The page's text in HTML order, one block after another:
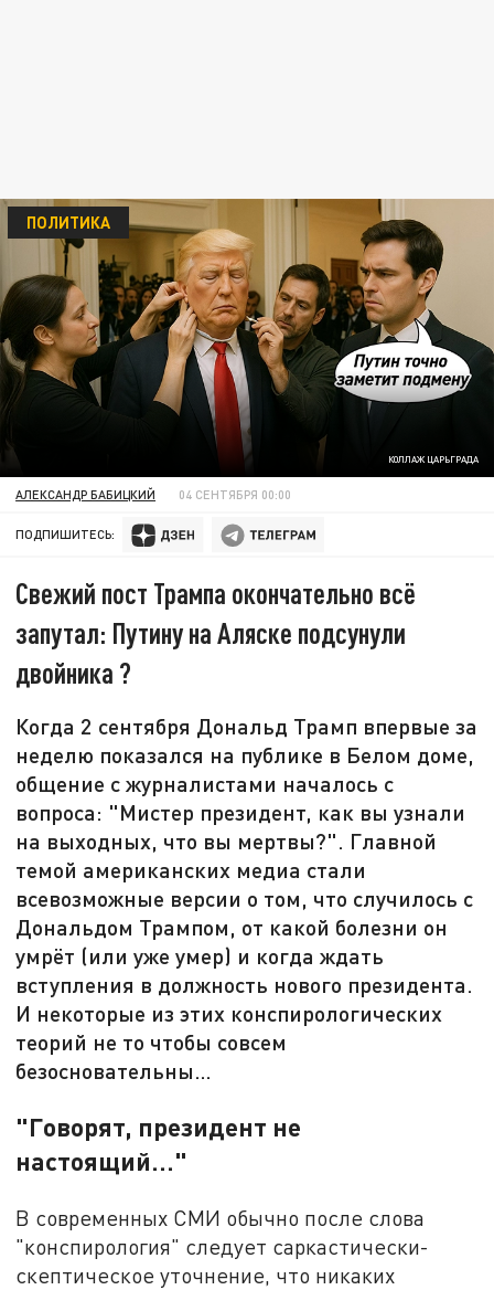
КОЛЛАЖ ЦАРЬГРАДА
ПОЛИТИКА
АЛЕКСАНДР БАБИЦКИЙ 04 СЕНТЯБРЯ 00:00
ПОДПИШИТЕСЬ:
Свежий пост Трампа окончательно всё
запутал: Путину на Аляске подсунули
двойника ?
Когда 2 сентября Дональд Трамп впервые за
неделю показался на публике в Белом доме,
общение с журналистами началось с
вопроса: "Мистер президент, как вы узнали
на выходных, что вы мертвы?". Главной
темой американских медиа стали
всевозможные версии о том, что случилось с
Дональдом Трампом, от какой болезни он
умрёт (или уже умер) и когда ждать
вступления в должность нового президента.
И некоторые из этих конспирологических
теорий не то чтобы совсем
безосновательны…
"Говорят, президент не
настоящий…"
В современных СМИ обычно после слова
"конспирология" следует саркастически-
скептическое уточнение, что никаких